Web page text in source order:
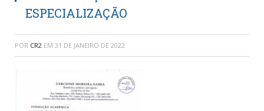
ESPECIALIZAÇÃO
POR CR2 EM 31 DE JANEIRO DE 2022